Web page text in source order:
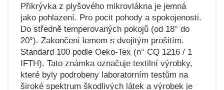
Přikrývka z plyšového mikrovlákna je jemná
jako pohlazení. Pro pocit pohody a spokojenosti.
Do středně temperovaných pokojů (od 18° do
20°). Zakončení lemem s dvojitým prošitím.
Standard 100 podle Oeko-Tex (n° CQ 1216 / 1
IFTH). Tato známka označuje textilní výrobky,
které byly podrobeny laboratorním testům na
široké spektrum škodlivých látek a výrobek je